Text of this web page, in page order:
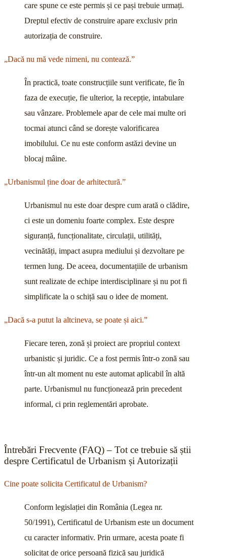
care spune ce este permis și ce pași trebuie urmați.
Dreptul efectiv de construire apare exclusiv prin
autorizația de construire.
„Dacă nu mă vede nimeni, nu contează.”
În practică, toate construcțiile sunt verificate, fie în
faza de execuție, fie ulterior, la recepție, intabulare
sau vânzare. Problemele apar de cele mai multe ori
tocmai atunci când se dorește valorificarea
imobilului. Ce nu este conform astăzi devine un
blocaj mâine.
„Urbanismul ține doar de arhitectură.”
Urbanismul nu este doar despre cum arată o clădire,
ci este un domeniu foarte complex. Este despre
siguranță, funcționalitate, circulații, utilități,
vecinătăți, impact asupra mediului și dezvoltare pe
termen lung. De aceea, documentațiile de urbanism
sunt realizate de echipe interdisciplinare și nu pot fi
simplificate la o schiță sau o idee de moment.
„Dacă s-a putut la altcineva, se poate și aici.”
Fiecare teren, zonă și proiect are propriul context
urbanistic și juridic. Ce a fost permis într-o zonă sau
într-un alt moment nu este automat aplicabil în altă
parte. Urbanismul nu funcționează prin precedent
informal, ci prin reglementări aprobate.
Întrebări Frecvente (FAQ) – Tot ce trebuie să știi
despre Certificatul de Urbanism și Autorizații
Cine poate solicita Certificatul de Urbanism?
Conform legislației din România (Legea nr.
50/1991), Certificatul de Urbanism este un document
cu caracter informativ. Prin urmare, acesta poate fi
solicitat de orice persoană fizică sau juridică